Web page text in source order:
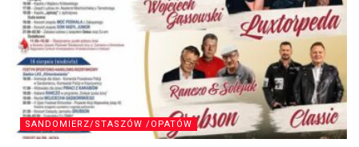
SANDOMIERZ/STASZÓW /OPATÓW